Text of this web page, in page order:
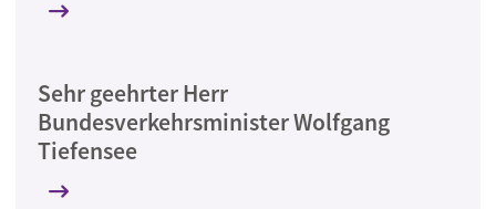
Sehr geehrter Herr
Bundesverkehrsminister Wolfgang
Tiefensee